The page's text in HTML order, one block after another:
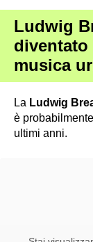
Ludwig
diventato
musica
La Ludwig
è
ultimi anni.